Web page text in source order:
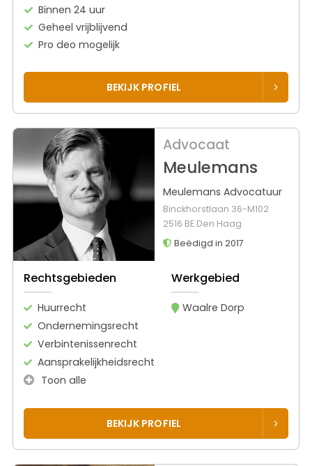
Binnen 24 uur
Geheel vrijblijvend
Pro deo mogelijk
BEKIJK PROFIEL
Advocaat
Meulemans
Meulemans Advocatuur
Binckhorstlaan 36-M102
2516 BE Den Haag
Beëdigd in 2017
Rechtsgebieden
Huurrecht
Ondernemingsrecht
Verbintenissenrecht
Aansprakelijkheidsrecht
Toon alle
Werkgebied
Waalre Dorp
BEKIJK PROFIEL